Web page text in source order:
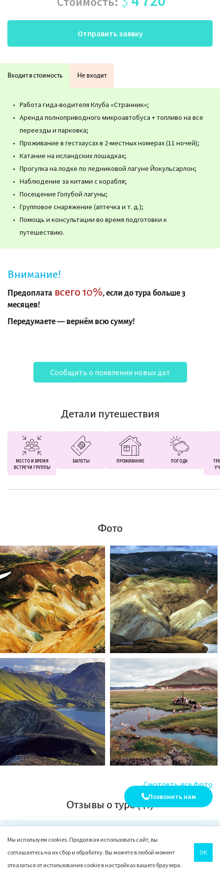
Отправить заявку
Входит в стоимость Не входит
Работа гида-водителя Клуба «Странник»;
Аренда полноприводного микроавтобуса + топливо на все
переезды и парковка;
Проживание в гестхаусах в 2-местных номерах (11 ночей);
Катание на исландских лошадках;
Прогулка на лодке по ледниковой лагуне Йокульсарлон;
Наблюдение за китами с корабля;
Посещение Голубой лагуны;
Групповое снаряжение (аптечка и т. д.);
Помощь и консультации во время подготовки к
путешествию.
Внимание!
Предоплата всего 10%, если до тура больше 3
месяцев!
Передумаете — вернём всю сумму!
Сообщить о появлении новых дат
Детали путешествия
МЕСТО И ВРЕМЯ
ВСТРЕЧИ ГРУППЫ
БИЛЕТЫ ПРОЖИВАНИЕ ПОГОДА
Фото
Смотреть все фото
Отзывы о туре (41)
Позвонить нам
Мы используем cookies. Продолжая использовать сайт, вы
соглашаетесь на их сбор и обработку. Вы можете в любой момент
отказаться от использования cookie в настройках вашего браузера.
ОК